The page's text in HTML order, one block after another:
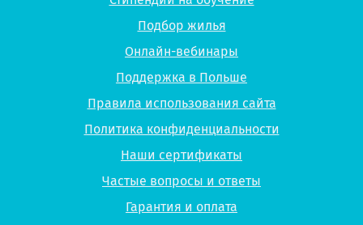
Подбор жилья
Онлайн-вебинары
Поддержка в Польше
Правила использования сайта
Политика конфиденциальности
Наши сертификаты
Частые вопросы и ответы
Гарантия и оплата